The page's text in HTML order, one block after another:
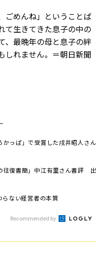
ごめんね」ということば
て生きてきた息子の中の
、最晩年の母と息子の絆
しれません。＝朝日新聞
っぱ」で受賞した戌井昭人さん
往復書簡」中江有里さん書評 出
らない経営者の本質
Recommended by